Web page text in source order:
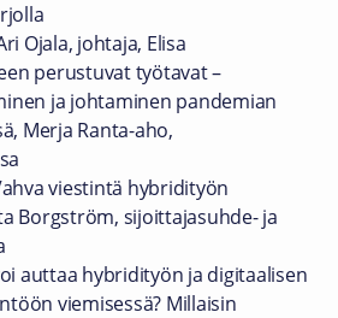
Ojala, johtaja, Elisa
perustuvat työtavat –
ja johtaminen pandemian
Merja Ranta-aho,
viestintä hybridityön
Borgström, sijoittajasuhde- ja
auttaa hybridityön ja digitaalisen
viemisessä? Millaisin